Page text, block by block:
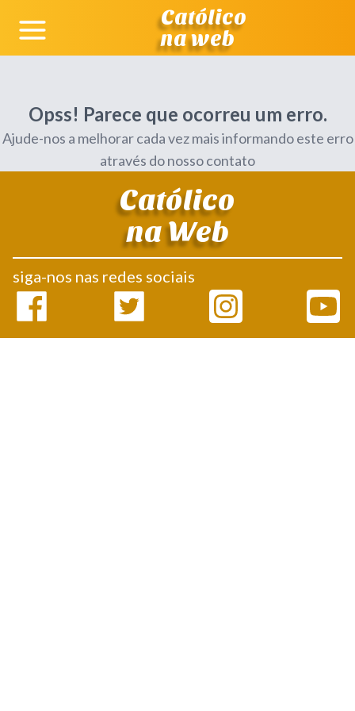
Católico
na web
Opss! Parece que ocorreu um erro.
Ajude-nos a melhorar cada vez mais informando este erro
através do nosso contato
Católico
na Web
siga-nos nas redes sociais